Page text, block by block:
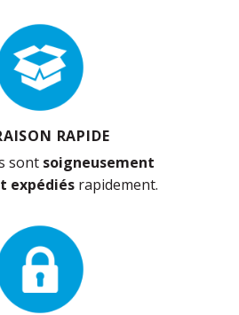
RAPIDE
sont soigneusement
expédiés rapidement.